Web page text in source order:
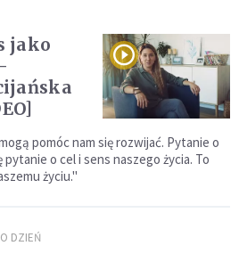
jako
pomóc nam się rozwijać. Pytanie o
o cel i sens naszego życia. To
życiu."
DZIEŃ